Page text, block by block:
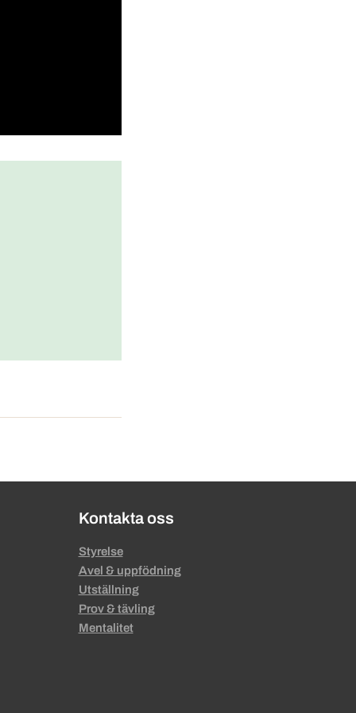
Kontakta oss
Styrelse
Avel & uppfödning
Utställning
Prov & tävling
Mentalitet